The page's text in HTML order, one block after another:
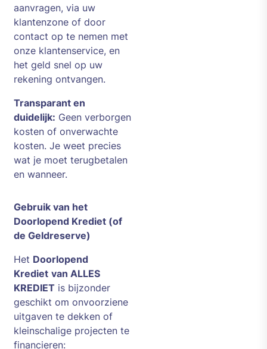
aanvragen, via uw
klantenzone of door
contact op te nemen met
onze klantenservice, en
het geld snel op uw
rekening ontvangen.
Transparant en
duidelijk: Geen verborgen
kosten of onverwachte
kosten. Je weet precies
wat je moet terugbetalen
en wanneer.
Gebruik van het
Doorlopend Krediet (of
de Geldreserve)
Het Doorlopend
Krediet van ALLES
KREDIET is bijzonder
geschikt om onvoorziene
uitgaven te dekken of
kleinschalige projecten te
financieren: